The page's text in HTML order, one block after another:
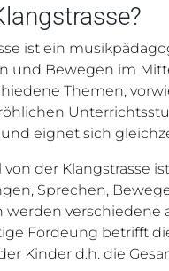
ist ein
und Bewegen im
Themen,
eignet sich
von der Klangstrasse
Sprechen,
werden verschiedene
Fördeung betrifft
Kinder d.h. die